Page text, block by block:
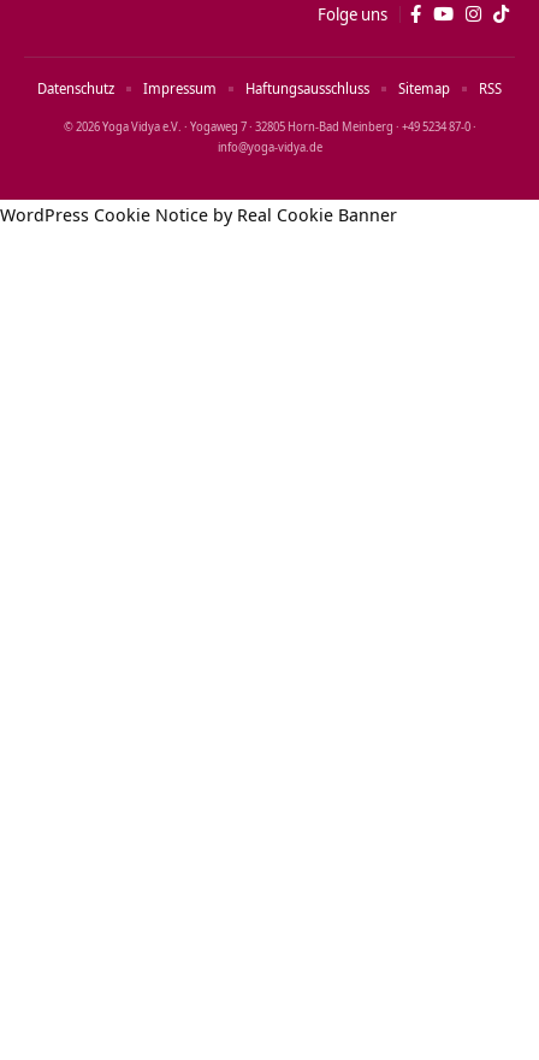
Folge uns
© 2026 Yoga Vidya e.V. · Yogaweg 7 · 32805 Horn‑Bad Meinberg · +49 5234 87‑0 ·
info@yoga‑vidya.de
Datenschutz Impressum Haftungsausschluss Sitemap RSS
WordPress Cookie Notice by Real Cookie Banner